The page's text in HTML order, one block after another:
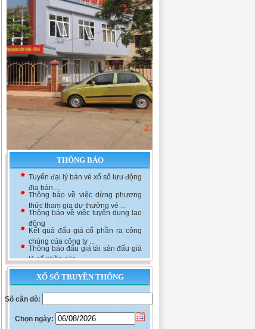
THÔNG BÁO
Tuyển đại lý bán vé xổ số lưu động
địa bàn ...
Thông báo về việc dừng phương
thức tham gia dự thưởng vé ...
Thông báo về việc tuyển dụng lao
động
Kết quả đấu giá cổ phần ra công
chúng của công ty ...
Thông báo đấu giá tài sản đấu giá
là cổ phần của ...
XỔ SỐ TRUYỀN THỐNG
Số cần dò:
Chọn ngày: